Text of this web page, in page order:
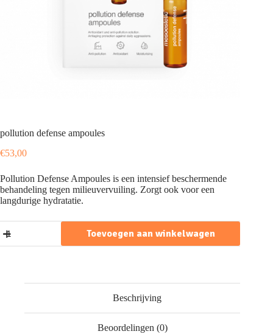
pollution defense ampoules
€53,00
Pollution Defense Ampoules is een intensief beschermende
behandeling tegen milieuvervuiling. Zorgt ook voor een
langdurige hydratatie.
defense
ampoules
Toevoegen aan winkelwagen
Beschrijving
Beoordelingen (0)